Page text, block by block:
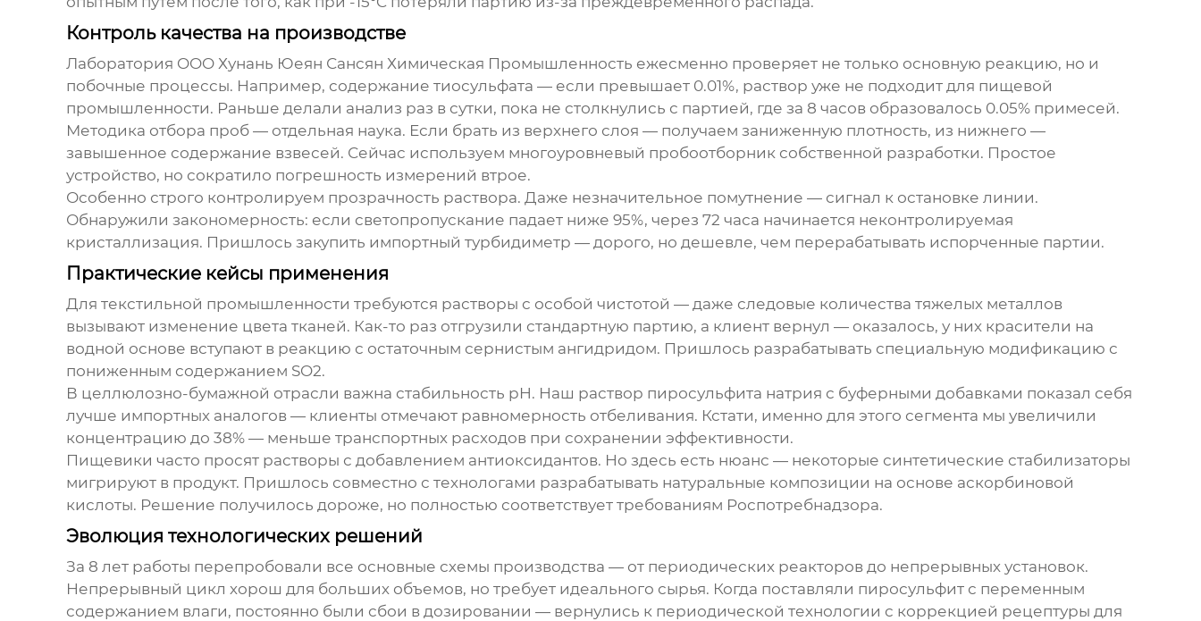
Контроль качества на производстве
Лаборатория OOO Хунань Юеян Сансян Химическая Промышленность ежесменно проверяет не только основную реакцию, но и
побочные процессы. Например, содержание тиосульфата — если превышает 0.01%, раствор уже не подходит для пищевой
промышленности. Раньше делали анализ раз в сутки, пока не столкнулись с партией, где за 8 часов образовалось 0.05% примесей.
Методика отбора проб — отдельная наука. Если брать из верхнего слоя — получаем заниженную плотность, из нижнего —
завышенное содержание взвесей. Сейчас используем многоуровневый пробоотборник собственной разработки. Простое
устройство, но сократило погрешность измерений втрое.
Особенно строго контролируем прозрачность раствора. Даже незначительное помутнение — сигнал к остановке линии.
Обнаружили закономерность: если светопропускание падает ниже 95%, через 72 часа начинается неконтролируемая
кристаллизация. Пришлось закупить импортный турбидиметр — дорого, но дешевле, чем перерабатывать испорченные партии.
Практические кейсы применения
Для текстильной промышленности требуются растворы с особой чистотой — даже следовые количества тяжелых металлов
вызывают изменение цвета тканей. Как-то раз отгрузили стандартную партию, а клиент вернул — оказалось, у них красители на
водной основе вступают в реакцию с остаточным сернистым ангидридом. Пришлось разрабатывать специальную модификацию с
пониженным содержанием SO2.
В целлюлозно-бумaжной отрасли важна стабильность pH. Наш раствор пиросульфита натрия с буферными добавками показал себя
лучше импортных аналогов — клиенты отмечают равномерность отбеливания. Кстати, именно для этого сегмента мы увеличили
концентрацию до 38% — меньше транспортных расходов при сохранении эффективности.
Пищевики часто просят растворы с добавлением антиоксидантов. Но здесь есть нюанс — некоторые синтетические стабилизаторы
мигрируют в продукт. Пришлось совместно с технологами разрабатывать натуральные композиции на основе аскорбиновой
кислоты. Решение получилось дороже, но полностью соответствует требованиям Роспотребнадзора.
Эволюция технологических решений
За 8 лет работы перепробовали все основные схемы производства — от периодических реакторов до непрерывных установок.
Непрерывный цикл хорош для больших объемов, но требует идеального сырья. Когда поставляли пиросульфит с переменным
содержанием влаги, постоянно были сбои в дозировании — вернулись к периодической технологии с коррекцией рецептуры для